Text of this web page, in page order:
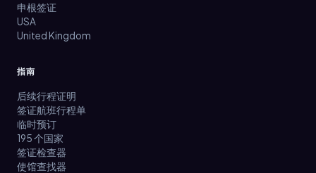
申根签证
USA
United Kingdom
指南
后续行程证明
签证航班行程单
临时预订
195 个国家
签证检查器
使馆查找器